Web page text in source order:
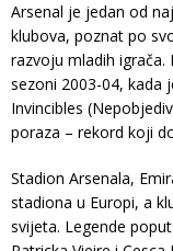
Arsenal je jedan od
klubova, poznat po
razvoju mladih
sezoni 2003-04, kada
Invincibles
poraza – rekord koji
Stadion Arsenala,
stadiona u Europi, a
svijeta. Legende